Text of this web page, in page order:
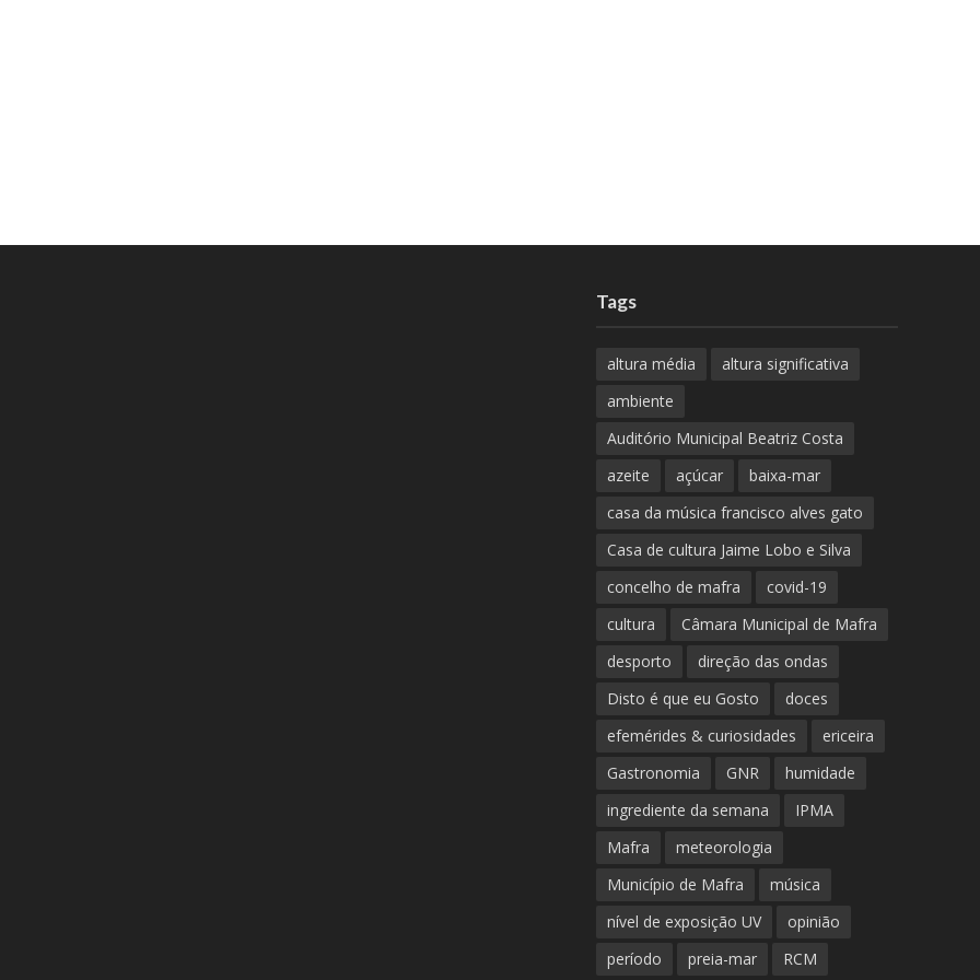
Tags
altura média
altura significativa
ambiente
Auditório Municipal Beatriz Costa
azeite
açúcar
baixa-mar
casa da música francisco alves gato
Casa de cultura Jaime Lobo e Silva
concelho de mafra
covid-19
cultura
Câmara Municipal de Mafra
desporto
direção das ondas
Disto é que eu Gosto
doces
efemérides & curiosidades
ericeira
Gastronomia
GNR
humidade
ingrediente da semana
IPMA
Mafra
meteorologia
Município de Mafra
música
nível de exposição UV
opinião
período
preia-mar RCM